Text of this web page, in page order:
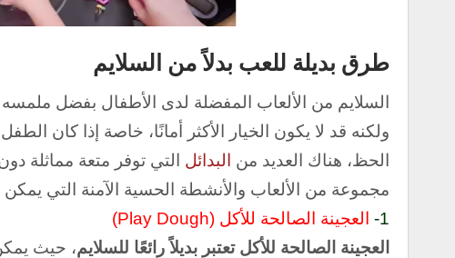
طرق بديلة للعب بدلاً من السلايم
السلايم من الألعاب المفضلة لدى الأطفال بفضل
ولكنه قد لا يكون الخيار الأكثر أمانًا، خاصة إذا كان
الحظ، هناك العديد من
البدائل التي توفر متعة مماثلة
مجموعة من الألعاب والأنشطة الحسية الآمنة التي يمكن
1-
العجينة الصالحة للأكل (Play Dough)
العجينة الصالحة للأكل تعتبر بديلاً رائعًا للسلايم، حيث